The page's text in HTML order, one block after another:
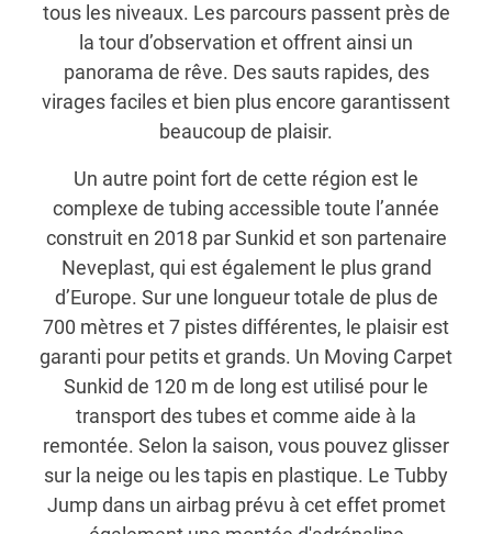
tous les niveaux. Les parcours passent près de
la tour d’observation et offrent ainsi un
panorama de rêve. Des sauts rapides, des
virages faciles et bien plus encore garantissent
beaucoup de plaisir.
Un autre point fort de cette région est le
complexe de tubing accessible toute l’année
construit en 2018 par Sunkid et son partenaire
Neveplast, qui est également le plus grand
d’Europe. Sur une longueur totale de plus de
700 mètres et 7 pistes différentes, le plaisir est
garanti pour petits et grands. Un Moving Carpet
Sunkid de 120 m de long est utilisé pour le
transport des tubes et comme aide à la
remontée. Selon la saison, vous pouvez glisser
sur la neige ou les tapis en plastique. Le Tubby
Jump dans un airbag prévu à cet effet promet